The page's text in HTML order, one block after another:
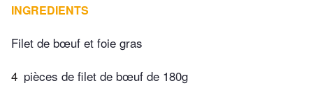
INGREDIENTS
Filet de bœuf et foie gras
4 pièces de filet de bœuf de 180g